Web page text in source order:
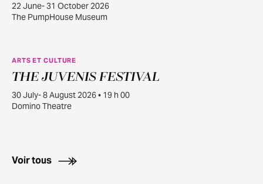
22 June- 31 October 2026
The PumpHouse Museum
JUILL.
30
ARTS ET CULTURE
THE JUVENIS FESTIVAL
30 July- 8 August 2026 • 19 h 00
Domino Theatre
Voir tous